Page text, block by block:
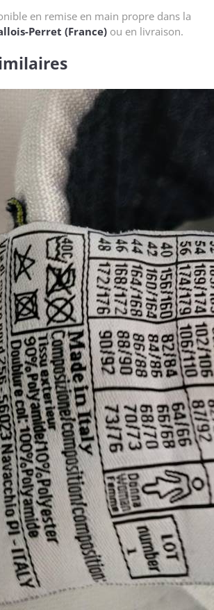
en remise en main propre dans la
Perret (France) ou en livraison.